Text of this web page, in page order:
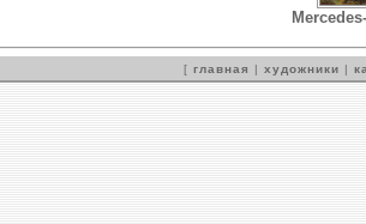
[ главная | художники |